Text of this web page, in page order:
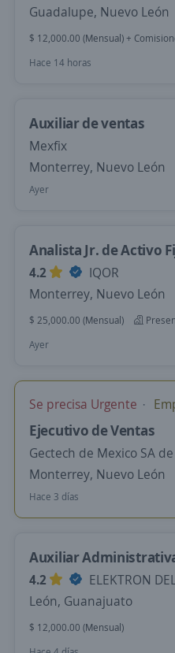
Guadalupe, Nuevo León
$ 12,000.00 (Mensual) +
Hace 14 horas
Auxiliar de ventas
Mexfix
Monterrey, Nuevo León
Ayer
Analista Jr. de Activo
4.2
IQOR
Monterrey, Nuevo León
$ 25,000.00 (Mensual)
Ayer
Se precisa Urgente
Ejecutivo de Ventas
Gectech de Mexico SA de
Monterrey, Nuevo León
Hace 3 días
Auxiliar
4.2
ELEKTRON
León, Guanajuato
$ 12,000.00 (Mensual)